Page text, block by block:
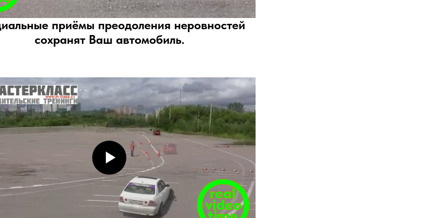
приёмы преодоления неровностей
сохранят Ваш автомобиль.